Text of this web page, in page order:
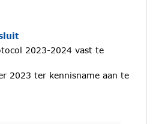
2023-2024 vast te
2023 ter kennisname aan te